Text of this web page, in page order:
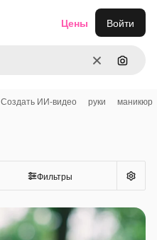
ОчиститьПоиск
Цены Войти
Создать ИИ-видео руки маникюр
Фильтры